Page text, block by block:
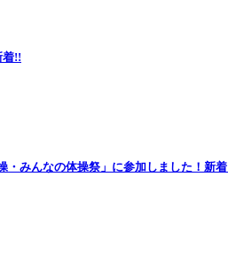
着!!
・みんなの体操祭」に参加しました！ 新